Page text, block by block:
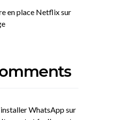
en place Netflix sur
WhatsApp sur